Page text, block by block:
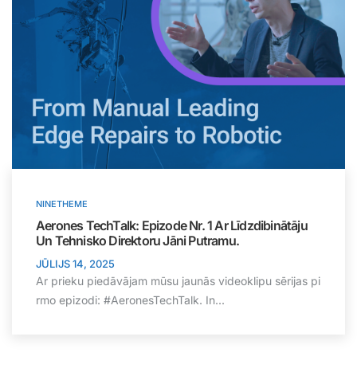
NINETHEME
Aerones TechTalk: Epizode Nr. 1 Ar Līdzdibinātāju
Un Tehnisko Direktoru Jāni Putramu.
JŪLIJS 14, 2025
Ar prieku piedāvājam mūsu jaunās videoklipu sērijas pi
rmo epizodi: #AeronesTechTalk. In...